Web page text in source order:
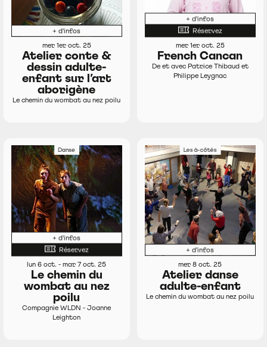
+ d'infos
mer 1er oct. 25
Atelier conte &
dessin adulte-
enfant sur l’art
aborigène
Le chemin du wombat au nez poilu
+ d'infos
Réservez
mer 1er oct. 25
French Cancan
De et avec Patrice Thibaud et
Philippe Leygnac
Danse
+ d'infos
Réservez
lun 6 oct. - mar 7 oct. 25
Le chemin du
wombat au nez
poilu
Compagnie WLDN - Joanne
Leighton
Les à-côtés
+ d'infos
mer 8 oct. 25
Atelier danse
adulte-enfant
Le chemin du wombat au nez poilu